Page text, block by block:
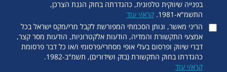
בפנייה שיווקית טלפונית, כהגדרתה בחוק הגנת הצרכן,
התשמ"א-1981.
קרא/י עוד
הריני מאשר, ונותן הסכמתי המפורשת לקבל מרי/מקס ישראל בכל
אמצעי התקשורת והמדיה, הודעות אלקטרוניות, הודעות מסר קצר,
דברי שיווק ופרסום בעלי אופי מסחרי/פרסומי ו/או כל דבר פרסומת
כהגדרתו בחוק התקשורת (בזק ושידורים), תשמ"ב-1982.
קרא/י עוד